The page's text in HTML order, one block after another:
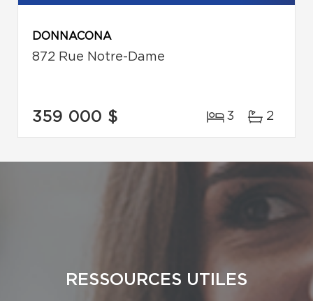
DONNACONA
872 Rue Notre-Dame
359 000 $ 3 2
RESSOURCES UTILES